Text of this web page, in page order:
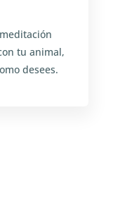
tu animal,
desees.